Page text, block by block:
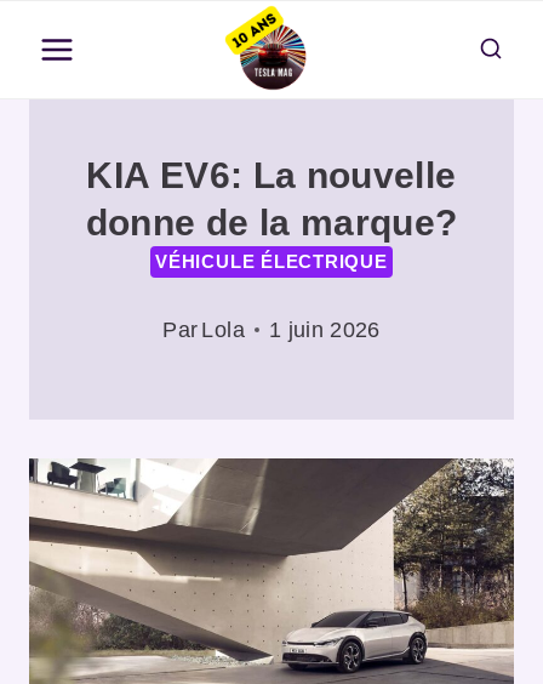
contenu
KIA EV6: La nouvelle
donne de la marque?
VÉHICULE ÉLECTRIQUE
Par Lola 1 juin 2026